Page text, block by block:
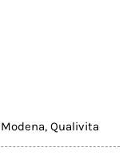
,Qualivita